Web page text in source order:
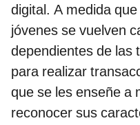
digital. A medida
jóvenes se vuelven
dependientes de las
para realizar
que se les enseñe a
reconocer sus